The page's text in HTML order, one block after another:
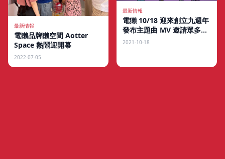
最新情報
電獺品牌獺空間 Aotter
Space 熱鬧迎開幕
2022-07-05
最新情報
電獺 10/18 迎來創立九週年
發布主題曲 MV 邀請眾多網
紅慶祝同樂
2021-10-18